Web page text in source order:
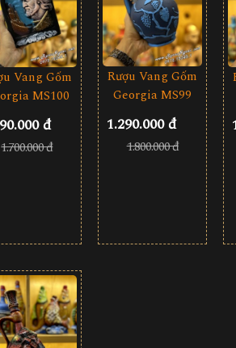
Vang Gốm
MS100
đ
1.700.000 đ
Rượu Vang Gốm
Georgia MS99
1.290.000 đ
1.800.000 đ